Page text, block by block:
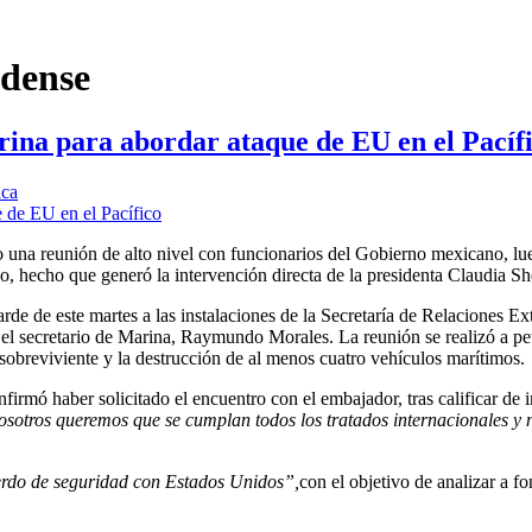
para abordar ataque de EU en el
reunión de alto nivel con funcionarios del Gobierno mexicano,
hecho que generó la intervención directa de la presidenta Claudia
de este martes a las instalaciones de la Secretaría de Relaciones
secretario de Marina, Raymundo Morales. La reunión se realizó a
y la destrucción de al menos cuatro vehículos marítimos.
haber solicitado el encuentro con el embajador, tras calificar de
queremos que se cumplan todos los tratados internacionales y
de seguridad con Estados Unidos”, con el objetivo de analizar a